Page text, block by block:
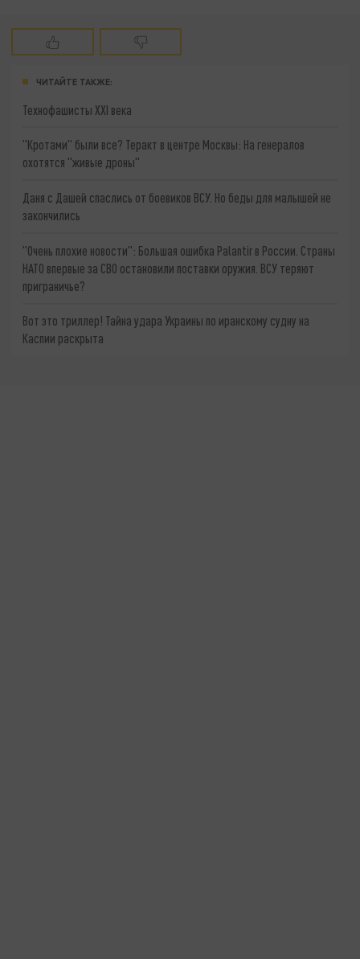
ЧИТАЙТЕ ТАКЖЕ:
Технофашисты XXI века
"Кротами" были все? Теракт в центре Москвы: На генералов
охотятся "живые дроны"
Даня с Дашей спаслись от боевиков ВСУ. Но беды для малышей не
закончились
"Очень плохие новости": Большая ошибка Palantir в России. Страны
НАТО впервые за СВО остановили поставки оружия. ВСУ теряют
приграничье?
Вот это триллер! Тайна удара Украины по иранскому судну на
Каспии раскрыта